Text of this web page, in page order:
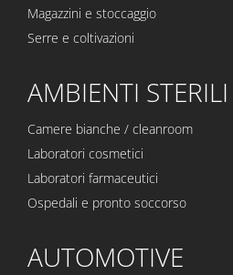
Magazzini e stoccaggio
Serre e coltivazioni
AMBIENTI STERILI
Camere bianche / cleanroom
Laboratori cosmetici
Laboratori farmaceutici
Ospedali e pronto soccorso
AUTOMOTIVE